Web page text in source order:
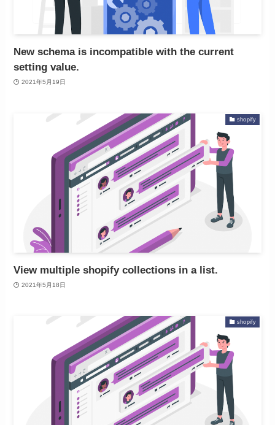
New schema is incompatible with the current
setting value.
2021年5月19日
shopify
View multiple shopify collections in a list.
2021年5月18日
shopify